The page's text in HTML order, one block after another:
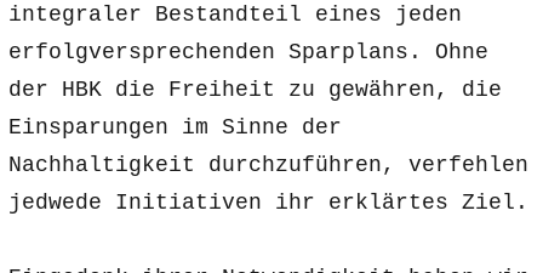
integraler Bestandteil eines jeden
erfolgversprechenden Sparplans. Ohne
der HBK die Freiheit zu gewähren, die
Einsparungen im Sinne der
Nachhaltigkeit durchzuführen, verfehlen
jedwede Initiativen ihr erklärtes Ziel.